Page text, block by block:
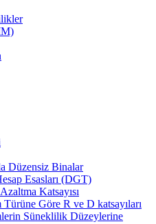
Düzensiz Binalar
Esasları (DGT)
Katsayısı
Türüne Göre R ve D katsayıları
Süneklilik Düzeylerine